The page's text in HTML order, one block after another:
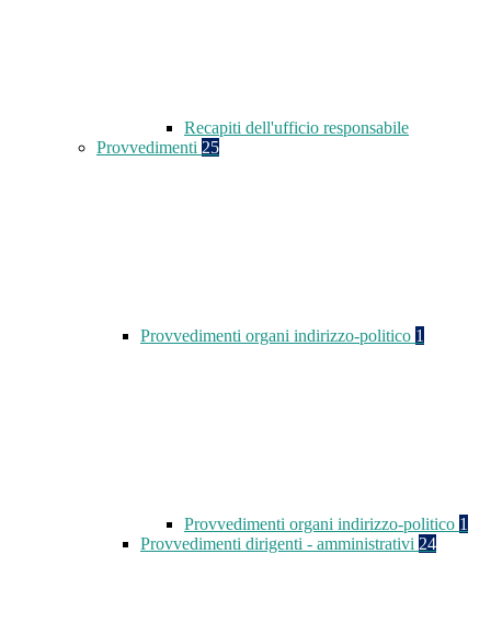
Recapiti dell'ufficio responsabile
Provvedimenti 25
Provvedimenti organi indirizzo-politico 1
Provvedimenti organi indirizzo-politico 1
Provvedimenti dirigenti - amministrativi 24